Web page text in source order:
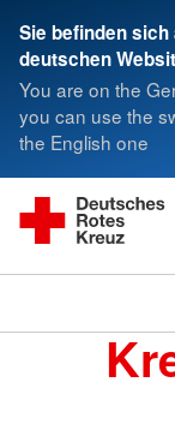
Sie befinden sich
deutschen
You are on the
you can use the
the English one